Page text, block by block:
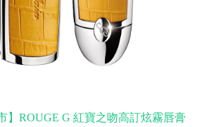
】ROUGE G 紅寶之吻高訂炫霧唇膏